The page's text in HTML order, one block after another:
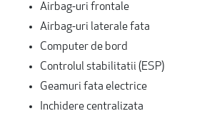
Airbag-uri frontale
Airbag-uri laterale fata
Computer de bord
Controlul stabilitatii (ESP)
Geamuri fata electrice
Inchidere centralizata